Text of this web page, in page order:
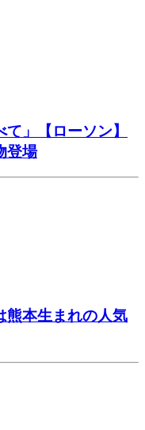
」【ローソン】
登場
熊本生まれの人気